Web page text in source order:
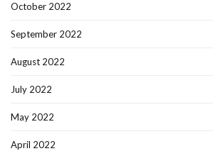
October 2022
September 2022
August 2022
July 2022
May 2022
April 2022